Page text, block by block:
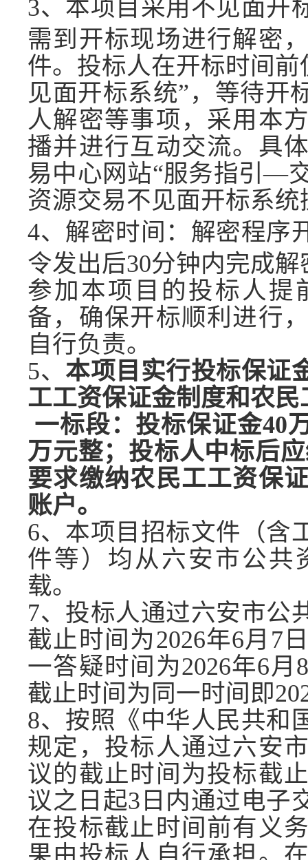
3、 本项目采用不见面开
需到 开标现场进行解密
件。投标人在开标时间前
见面开标系统”，等待开
人解密等事项，采用本
播并进行互动交流。具
易中心网站“服务指引—
资源交易不见面开标系
4、 解密时间：解密程序
令发出后30分钟内完成
参加本项目的投标人提
备，确保开标顺利进行
自行负责。
5、 本项目实行投标保证
工工资保证金制度和农
一标段：投标保证金40
万元整；投标人中标后
要求缴纳农民工工资保
账户。
6、本项目招标文件（含
件等）均从六安市公共
载。
7、 投标人通过六安市公
截止时间为2026年6月 7
一答疑时间为2026年6月
截止时间为同一时间即
8、按照 《中华人民共和
规定 ，投标人通过六安
议的截止时间为投标截
议之日起3日内通过电子
在投标截止时间前有义
果由投标人自行承担。